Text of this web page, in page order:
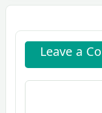
Leave a
Comment